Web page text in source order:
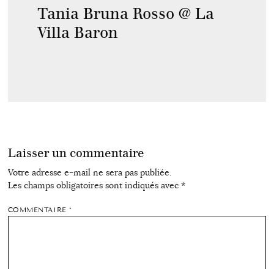
Tania Bruna Rosso @ La
Villa Baron
Laisser un commentaire
Votre adresse e-mail ne sera pas publiée.
Les champs obligatoires sont indiqués avec *
COMMENTAIRE*